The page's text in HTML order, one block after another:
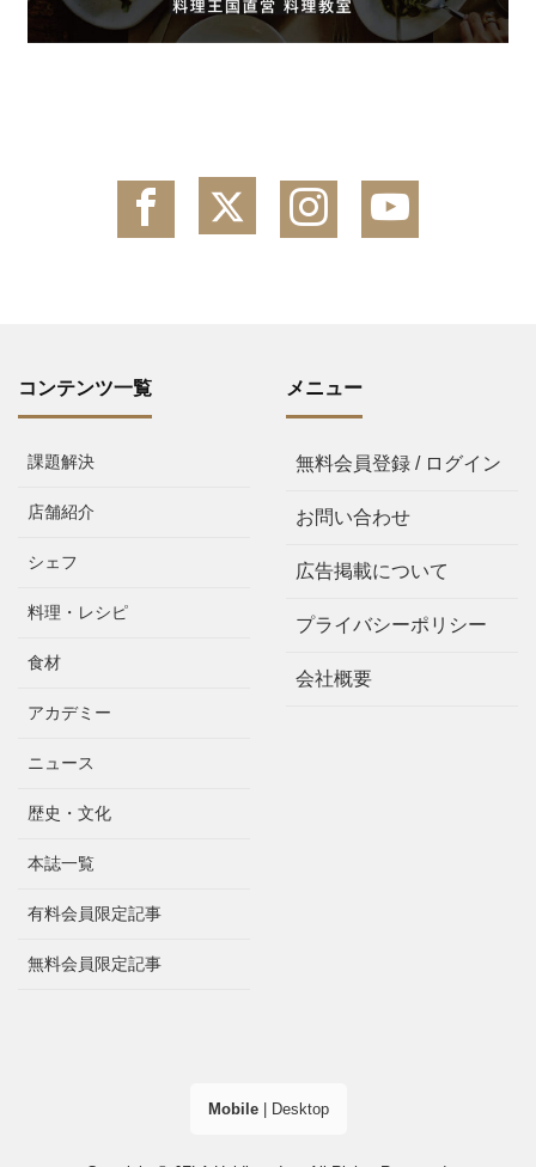
コンテンツ一覧
課題解決
店舗紹介
シェフ
料理・レシピ
食材
アカデミー
ニュース
歴史・文化
本誌一覧
有料会員限定記事
無料会員限定記事
メニュー
無料会員登録 / ログイン
お問い合わせ
広告掲載について
プライバシーポリシー
会社概要
Mobile| Desktop